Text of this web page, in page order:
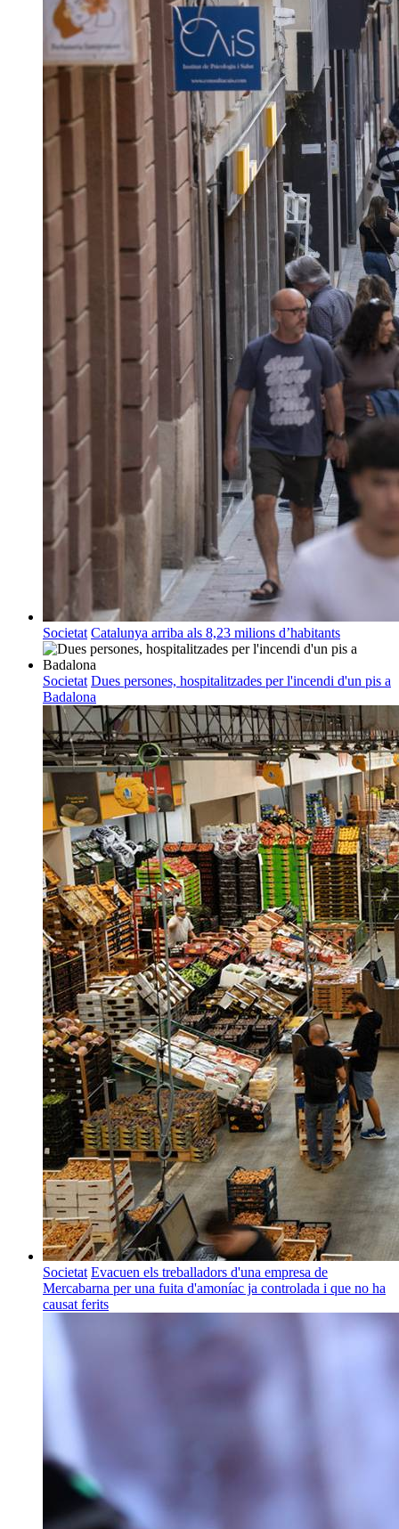
Societat Catalunya arriba als 8,23 milions d’habitants
Societat Dues persones, hospitalitzades per l'incendi d'un pis a
Badalona
Societat Evacuen els treballadors d'una empresa de
Mercabarna per una fuita d'amoníac ja controlada i que no ha
causat ferits